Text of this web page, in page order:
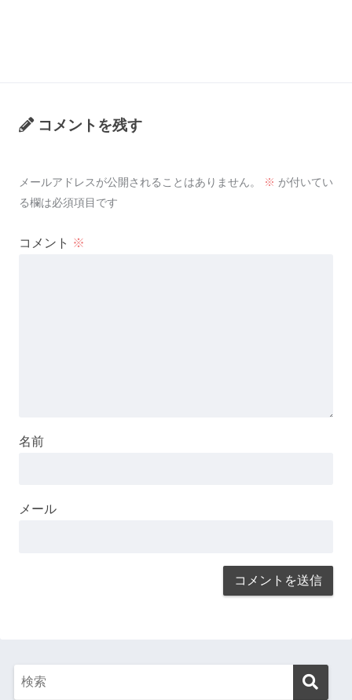
コメントを残す
メールアドレスが公開されることはありません。 ※ が付いてい
る欄は必須項目です
コメント ※
名前
メール